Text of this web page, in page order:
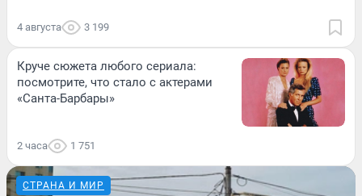
4 августа 3 199
Круче сюжета любого сериала:
посмотрите, что стало с актерами
«Санта-Барбары»
2 часа 1 751
СТРАНА И МИР